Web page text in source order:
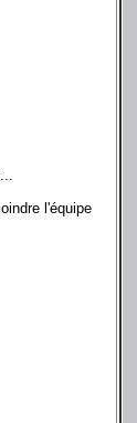
l'équipe